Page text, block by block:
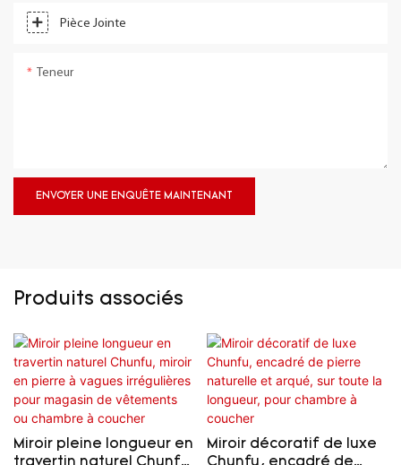
Pièce Jointe
Teneur
ENVOYER UNE ENQUÊTE MAINTENANT
Produits associés
Miroir pleine longueur en
Miroir décoratif de luxe